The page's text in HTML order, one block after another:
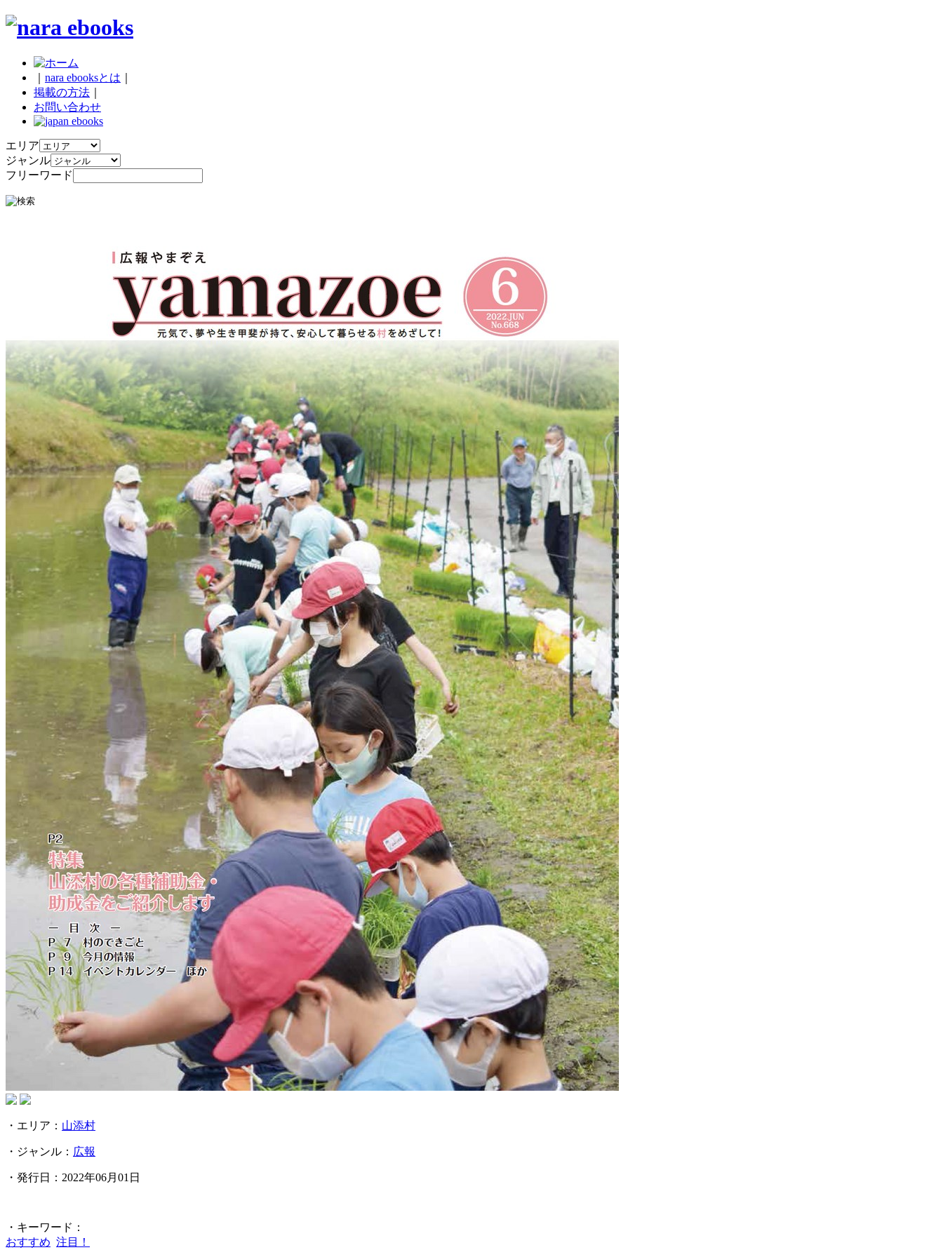
nara ebooksとは
掲載の方法
お問い合わせ
エリア
ジャンル
フリーワード
・エリア： 山添村
・ジャンル： 広報
・発行日：2022年06月01日
・キーワード：
おすすめ 注目！